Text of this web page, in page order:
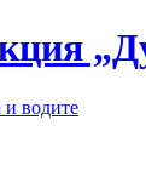
и водите